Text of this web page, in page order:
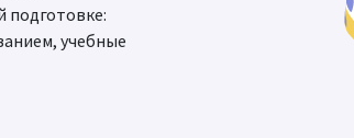
подготовке:
учебные